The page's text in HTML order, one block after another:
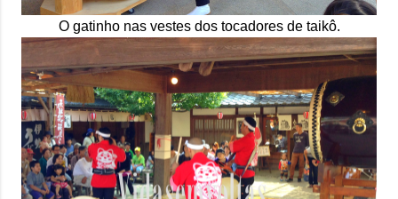
O gatinho nas vestes dos tocadores de taikô.